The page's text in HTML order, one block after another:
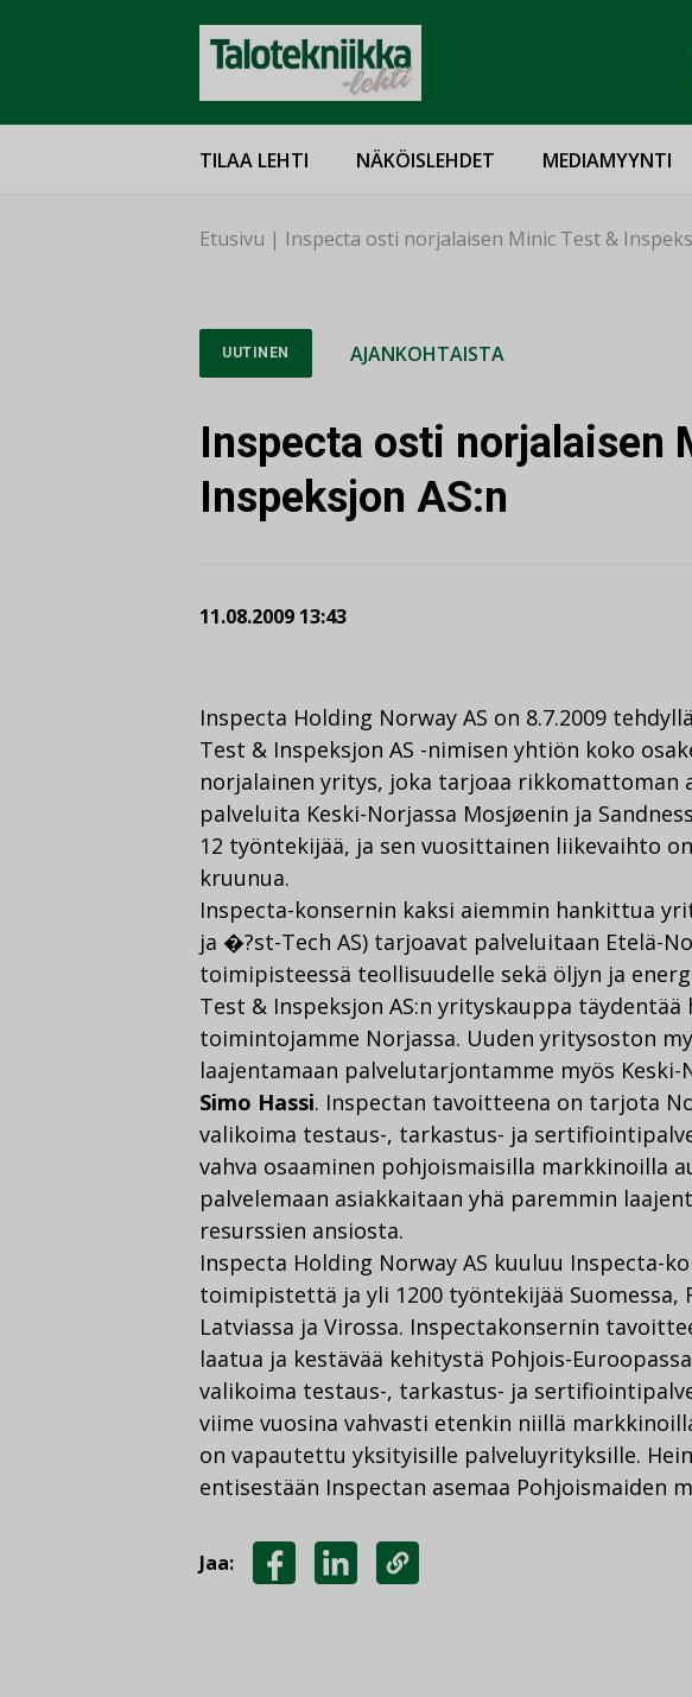
TILAA LEHTI NÄKÖISLEHDET MEDIAMYYNTI
Etusivu | Inspecta osti norjalaisen Minic Test &
UUTINEN AJANKOHTAISTA
Inspecta osti norjalaisen
Inspeksjon AS:n
11.08.2009 13:43
Inspecta Holding Norway AS on 8.7.2009
Test & Inspeksjon AS -nimisen yhtiön koko
norjalainen yritys, joka tarjoaa rikkomattoman
palveluita Keski-Norjassa Mosjøenin ja
12 työntekijää, ja sen vuosittainen liikevaihto
kruunua.
Inspecta-konsernin kaksi aiemmin hankittua
ja �?st-Tech AS) tarjoavat palveluitaan Etelä-
toimipisteessä teollisuudelle sekä öljyn ja
Test & Inspeksjon AS:n yrityskauppa täydentää
toimintojamme Norjassa. Uuden yritysoston
laajentamaan palvelutarjontamme myös
Simo Hassi. Inspectan tavoitteena on tarjota
valikoima testaus-, tarkastus- ja
vahva osaaminen pohjoismaisilla markkinoilla
palvelemaan asiakkaitaan yhä paremmin
resurssien ansiosta.
Inspecta Holding Norway AS kuuluu Inspecta-
toimipistettä ja yli 1200 työntekijää Suomessa,
Latviassa ja Virossa. Inspectakonsernin
laatua ja kestävää kehitystä Pohjois-
valikoima testaus-, tarkastus- ja
viime vuosina vahvasti etenkin niillä
on vapautettu yksityisille palveluyrityksille.
entisestään Inspectan asemaa Pohjoismaiden
Jaa: